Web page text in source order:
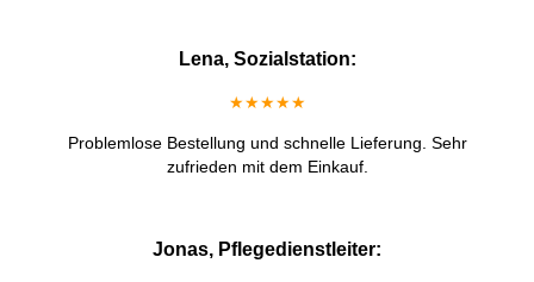
Lena, Sozialstation:
★★★★★
Problemlose Bestellung und schnelle Lieferung. Sehr
zufrieden mit dem Einkauf.
Jonas, Pflegedienstleiter: